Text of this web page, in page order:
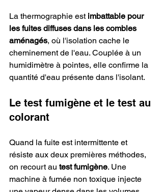
La thermographie est imbattable pour
les fuites diffuses dans les combles
aménagés, où l'isolation cache le
cheminement de l'eau. Couplée à un
humidimètre à pointes, elle confirme la
quantité d'eau présente dans l'isolant.
Le test fumigène et le test au
colorant
Quand la fuite est intermittente et
résiste aux deux premières méthodes,
on recourt au test fumigène. Une
machine à fumée non toxique injecte